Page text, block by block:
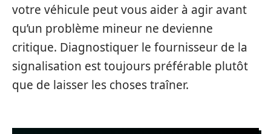
votre véhicule peut vous aider à agir avant
qu’un problème mineur ne devienne
critique. Diagnostiquer le fournisseur de la
signalisation est toujours préférable plutôt
que de laisser les choses traîner.